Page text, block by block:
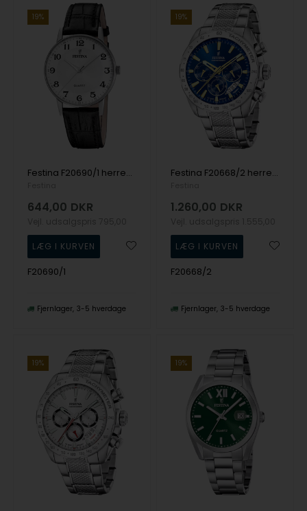
19%
Festina F20690/1 herreur Quartz 36mm 3ATM
644,00 DKR
F20690/1
Fjernlager 3-5 hverdage
19%
Festina F20668/2 herreur Timeless Chronograph 45mm 10ATM
1.260,00 DKR
F20668/2
Fjernlager 3-5 hverdage
19% 19%